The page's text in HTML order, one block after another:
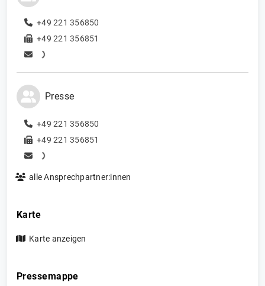
+49 221 356850
+49 221 356851
Presse
+49 221 356850
+49 221 356851
alle Ansprechpartner:innen
Karte
Karte anzeigen
Pressemappe